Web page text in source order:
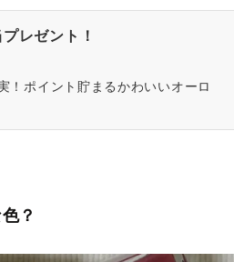
レゼント！
！ポイント貯まるかわいいオーロ
？